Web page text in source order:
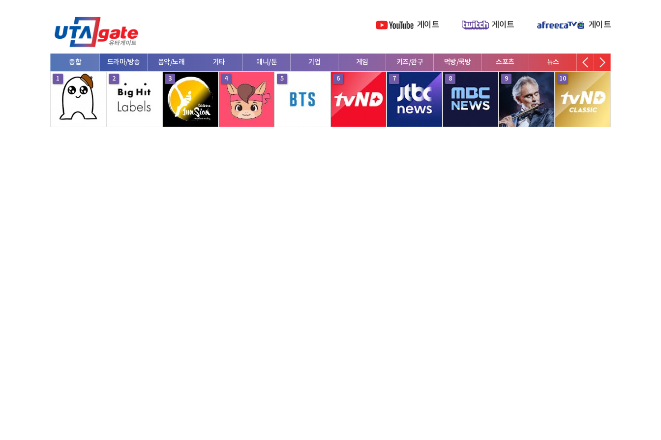
게이트 게이트 게이트
종합 드라마/방송 음악/노래 기타 애니/툰 기업 게임 키즈/완구 먹방/쿡방 스포츠 뉴스
V로그/소통 영화/뮤지컬 연예인 한류/외국인 의학/법률/정보 금융/재테크 몰카/상황극 DIY/실험 ASMR
댄스 e스포츠 자동차 커플/연애 정부/기관 운동 여행 리뷰
등산/낚시/캠핑/
귀농
1 2 3 4 5 6 7 8 9 10